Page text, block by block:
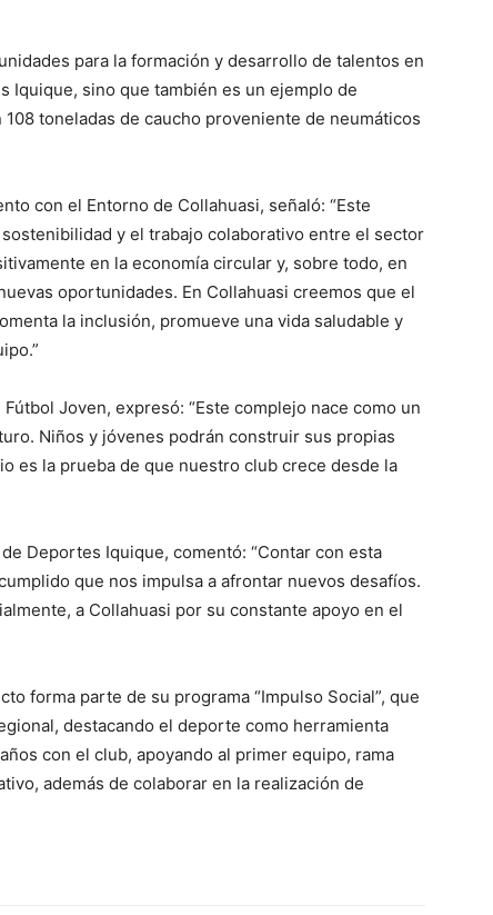
para la formación y desarrollo de talentos en
Iquique, sino que también es un ejemplo de
toneladas de caucho proveniente de neumáticos
con el Entorno de Collahuasi, señaló: “Este
y el trabajo colaborativo entre el sector
en la economía circular y, sobre todo, en
oportunidades. En Collahuasi creemos que el
la inclusión, promueve una vida saludable y
Joven, expresó: “Este complejo nace como un
Niños y jóvenes podrán construir sus propias
es la prueba de que nuestro club crece desde la
Deportes Iquique, comentó: “Contar con esta
que nos impulsa a afrontar nuevos desafíos.
a Collahuasi por su constante apoyo en el
forma parte de su programa “Impulso Social”, que
destacando el deporte como herramienta
con el club, apoyando al primer equipo, rama
además de colaborar en la realización de